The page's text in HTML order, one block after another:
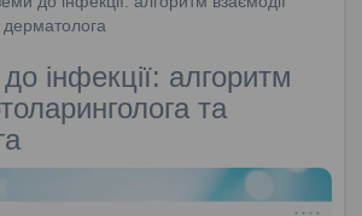
дерматолога
інфекції: алгоритм
та